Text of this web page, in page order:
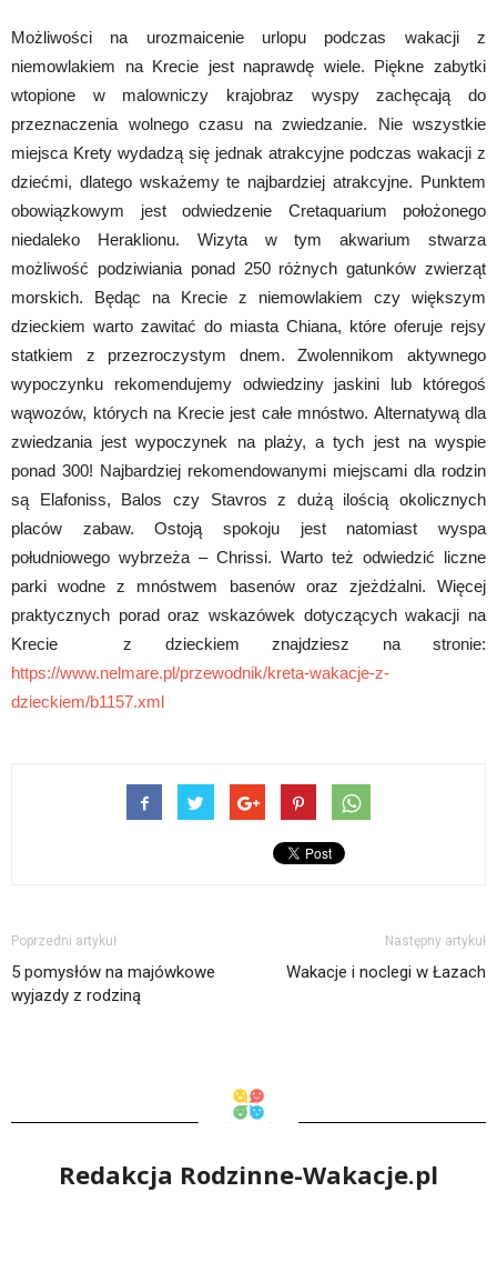
Możliwości na urozmaicenie urlopu podczas wakacji z
niemowlakiem na Krecie jest naprawdę wiele. Piękne zabytki
wtopione w malowniczy krajobraz wyspy zachęcają do
przeznaczenia wolnego czasu na zwiedzanie. Nie wszystkie
miejsca Krety wydadzą się jednak atrakcyjne podczas wakacji z
dziećmi, dlatego wskażemy te najbardziej atrakcyjne. Punktem
obowiązkowym jest odwiedzenie Cretaquarium położonego
niedaleko Heraklionu. Wizyta w tym akwarium stwarza
możliwość podziwiania ponad 250 różnych gatunków zwierząt
morskich. Będąc na Krecie z niemowlakiem czy większym
dzieckiem warto zawitać do miasta Chiana, które oferuje rejsy
statkiem z przezroczystym dnem. Zwolennikom aktywnego
wypoczynku rekomendujemy odwiedziny jaskini lub któregoś
wąwozów, których na Krecie jest całe mnóstwo. Alternatywą dla
zwiedzania jest wypoczynek na plaży, a tych jest na wyspie
ponad 300! Najbardziej rekomendowanymi miejscami dla rodzin
są Elafoniss, Balos czy Stavros z dużą ilością okolicznych
placów zabaw. Ostoją spokoju jest natomiast wyspa
południowego wybrzeża – Chrissi. Warto też odwiedzić liczne
parki wodne z mnóstwem basenów oraz zjeżdżalni. Więcej
praktycznych porad oraz wskazówek dotyczących wakacji na
Krecie z dzieckiem znajdziesz na stronie:
https://www.nelmare.pl/przewodnik/kreta-wakacje-z-
dzieckiem/b1157.xml
Poprzedni artykuł
5 pomysłów na majówkowe
wyjazdy z rodziną
Następny artykuł
Wakacje i noclegi w Łazach
Redakcja Rodzinne-Wakacje.pl